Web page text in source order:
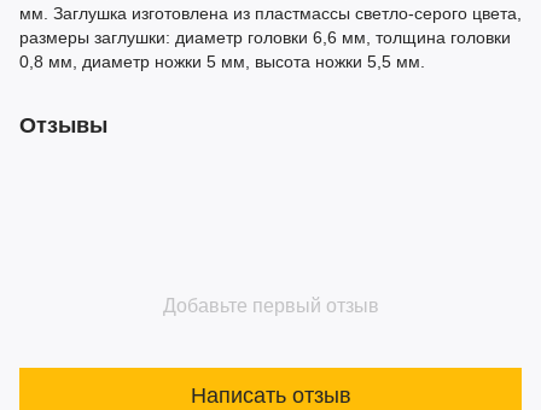
мм. Заглушка изготовлена из пластмассы светло-серого цвета,
размеры заглушки: диаметр головки 6,6 мм, толщина головки
0,8 мм, диаметр ножки 5 мм, высота ножки 5,5 мм.
Отзывы
Добавьте первый отзыв
Написать отзыв